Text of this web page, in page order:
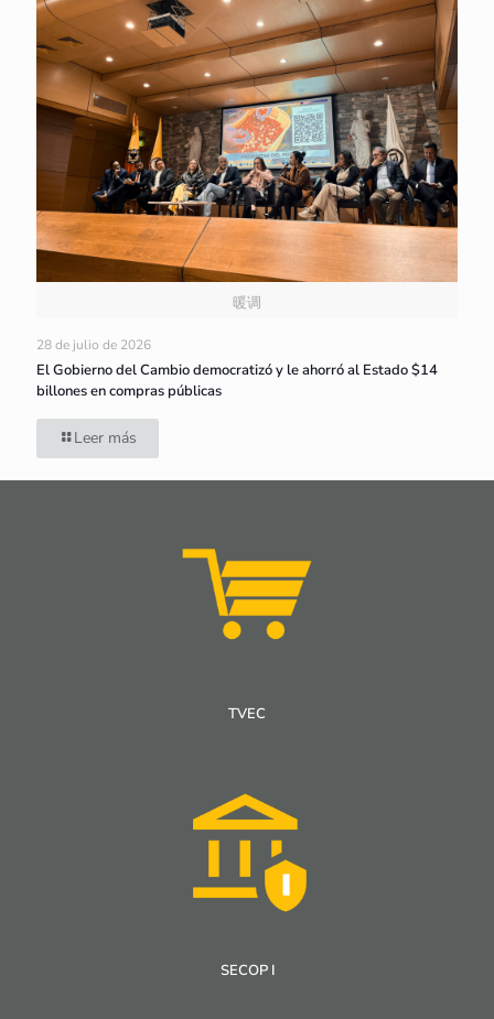
暖调
28 de julio de 2026
El Gobierno del Cambio democratizó y le ahorró al Estado $14
billones en compras públicas
Leer más
TVEC
SECOP I